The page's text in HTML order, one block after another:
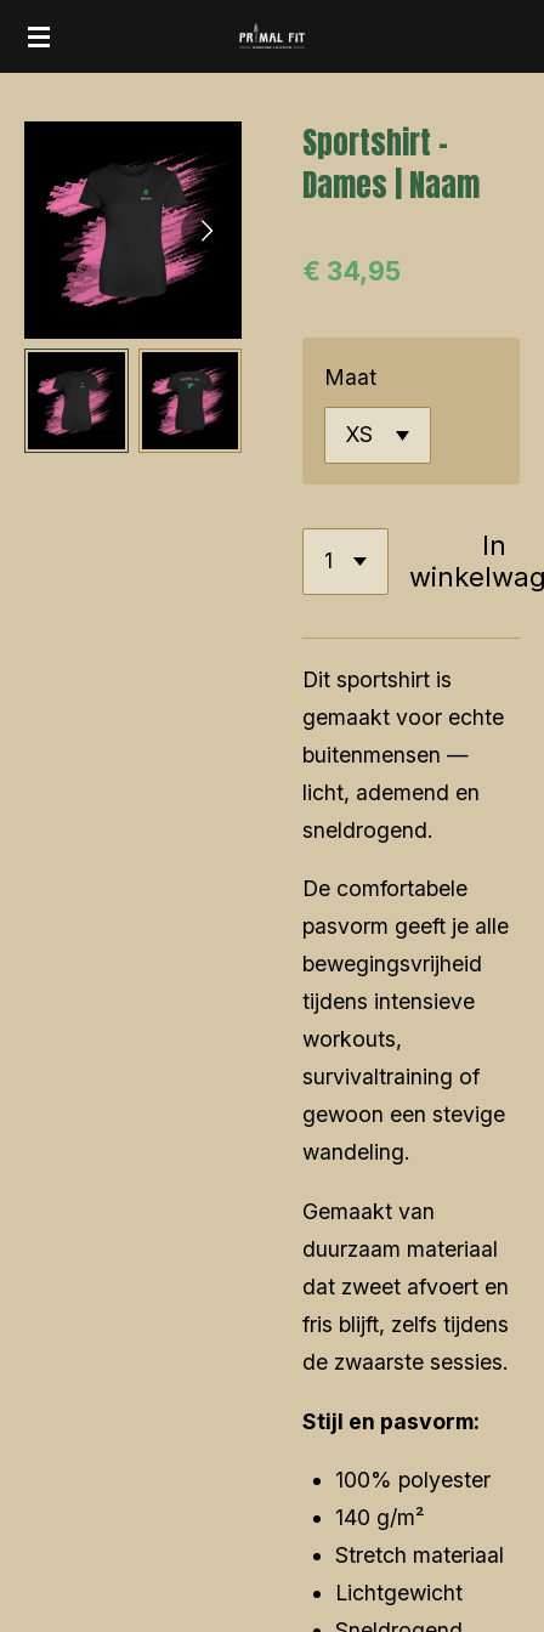
Ga
direct
hoofdinhoud
Sportshirt -
Dames | Naam
€ 34,95
Maat
In
Dit sportshirt is
gemaakt voor echte
buitenmensen —
licht, ademend en
sneldrogend.
De comfortabele
pasvorm geeft je alle
bewegingsvrijheid
tijdens intensieve
workouts,
survivaltraining of
gewoon een stevige
wandeling.
Gemaakt van
duurzaam materiaal
dat zweet afvoert en
fris blijft, zelfs tijdens
de zwaarste sessies.
Stijl en pasvorm:
100% polyester
140 g/m²
Stretch materiaal
Lichtgewicht